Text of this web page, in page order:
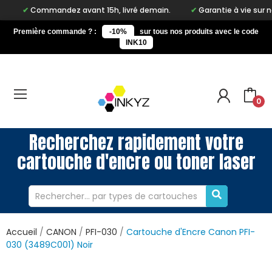
avant 15h, livré demain. Garantie à vie sur notre
Première commande ? : -10%
sur tous nos produits avec le code
INK10
0
Recherchez rapidement votre
cartouche d'encre ou toner laser
Accueil CANON PFI-030
Cartouche d'Encre Canon PFI-
030 (3489C001) Noir